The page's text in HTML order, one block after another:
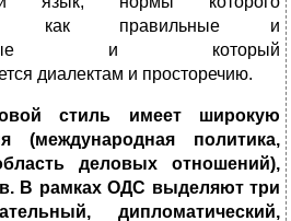
как правильные и
и который
диалектам и просторечию.
стиль имеет широкую
(международная политика,
деловых отношений),
В рамках ОДС выделяют три
дипломатический,